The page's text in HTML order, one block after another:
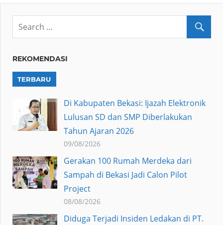
REKOMENDASI
TERBARU
Di Kabupaten Bekasi: Ijazah Elektronik
Lulusan SD dan SMP Diberlakukan
Tahun Ajaran 2026
09/08/2026
Gerakan 100 Rumah Merdeka dari
Sampah di Bekasi Jadi Calon Pilot
Project
08/08/2026
Diduga Terjadi Insiden Ledakan di PT.